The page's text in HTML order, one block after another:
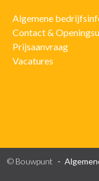
Algemene
Contact &
Prijsaanvraag
Vacatures
© Bouwpunt